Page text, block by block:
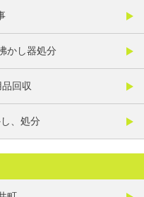
かし器処分
回収
、処分